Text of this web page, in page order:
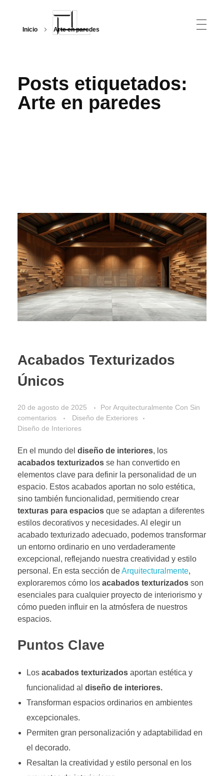
Inicio Arte en paredes
Posts etiquetados:
Arte en paredes
Acabados Texturizados
Únicos
20 de agosto de 2025 PorArquitecturalmente Con Sin
comentarios
Diseño de Exteriores
Diseño de Interiores
En el mundo del diseño de interiores, los
acabados texturizados se han convertido en
elementos clave para definir la personalidad de un
espacio. Estos acabados aportan no solo estética,
sino también funcionalidad, permitiendo crear
texturas para espacios que se adaptan a diferentes
estilos decorativos y necesidades. Al elegir un
acabado texturizado adecuado, podemos transformar
un entorno ordinario en uno verdaderamente
excepcional, reflejando nuestra creatividad y estilo
personal. En esta sección deArquitecturalmente,
exploraremos cómo los acabados texturizados son
esenciales para cualquier proyecto de interiorismo y
cómo pueden influir en la atmósfera de nuestros
espacios.
Puntos Clave
Los acabados texturizadosaportan estética y
funcionalidad al diseño de interiores.
Transforman espacios ordinarios en ambientes
excepcionales.
Permiten gran personalización y adaptabilidad en
el decorado.
Resaltan la creatividad y estilo personal en los